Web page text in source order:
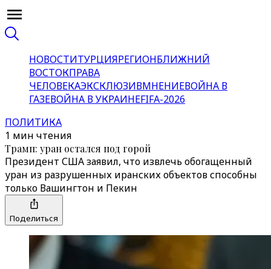
НОВОСТИТУРЦИЯРЕГИОНБЛИЖНИЙ
ВОСТОКПРАВА
ЧЕЛОВЕКАЭКСКЛЮЗИВМНЕНИЕВОЙНА В
ГАЗЕВОЙНА В УКРАИНЕFIFA-2026
ПОЛИТИКА
1 мин чтения
Трамп: уран остался под горой
Президент США заявил, что извлечь обогащенный
уран из разрушенных иранских объектов способны
только Вашингтон и Пекин
Поделиться